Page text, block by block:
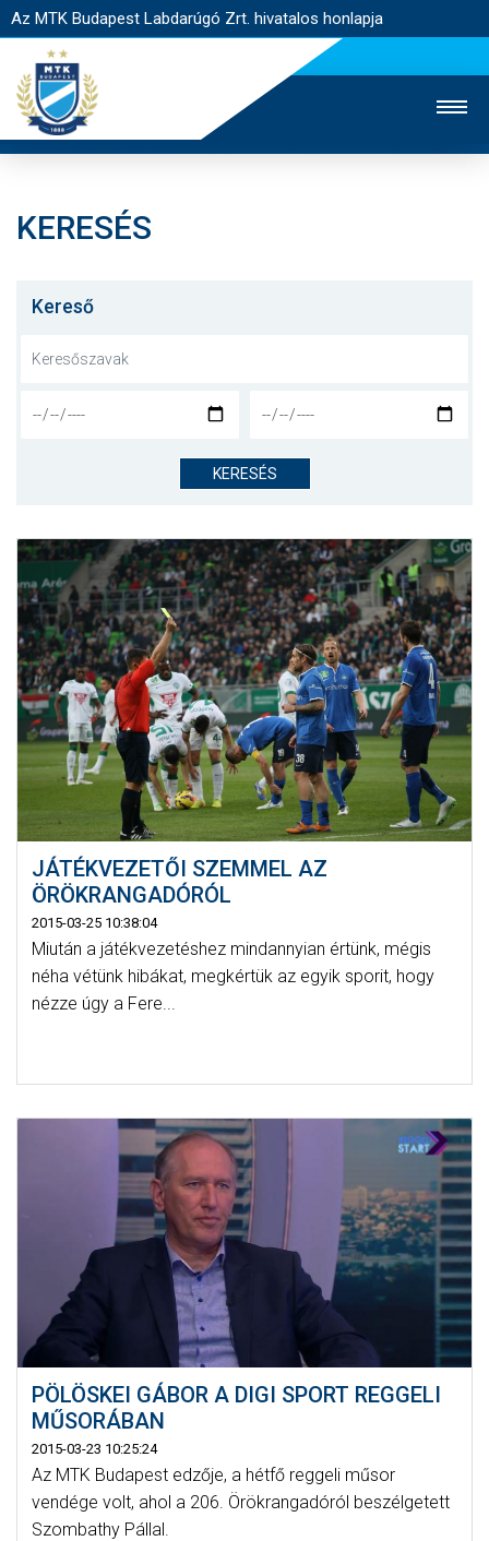
Az MTK Budapest Labdarúgó Zrt. hivatalos honlapja
JEGYÉRTÉKESÍTÉS
NYITÓLAP
CSAPATOK
KLUB
GALÉRIA
SZURKOLÓI ÉLMÉNYEK
AKKREDITÁCIÓ
KERESÉS
Kereső
KERESÉS
JÁTÉKVEZETŐI SZEMMEL AZ
ÖRÖKRANGADÓRÓL
2015-03-25 10:38:04
Miután a játékvezetéshez mindannyian értünk, mégis
néha vétünk hibákat, megkértük az egyik sporit, hogy
nézze úgy a Fere...
PÖLÖSKEI GÁBOR A DIGI SPORT REGGELI
MŰSORÁBAN
2015-03-23 10:25:24
Az MTK Budapest edzője, a hétfő reggeli műsor
vendége volt, ahol a 206. Örökrangadóról beszélgetett
Szombathy Pállal.